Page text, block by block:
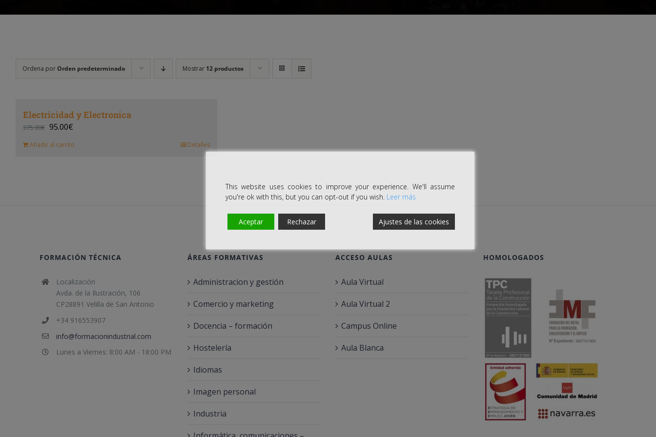
Ordena porOrden predeterminado Mostrar 12 productos
Electricidad y Electronica
375.00€ 95.00€
Añadir al carrito Detalles
FORMACIÓN TÉCNICA
Localización
Avda. de la Ilustración, 106
CP28891 Velilla de San Antonio
+34 916553907
info@formacionindustrial.com
Lunes a Viernes: 8:00 AM - 18:00 PM
ÁREAS FORMATIVAS
Administracion y gestión
Comercio y marketing
Docencia – formación
Hostelería
Idiomas
Imagen personal
Industria
ACCESO AULAS
Aula Virtual
Aula Virtual 2
Campus Online
Aula Blanca
HOMOLOGADOS
This website uses cookies to improve your experience. We'll assume
you're ok with this, but you can opt-out if you wish. Leer más
Aceptar Rechazar Ajustes de las cookies